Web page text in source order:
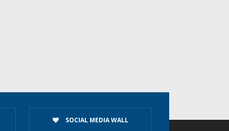
SOCIAL MEDIA WALL